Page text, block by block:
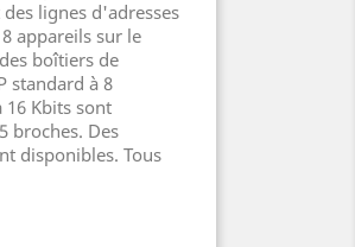
lignes d'adresses
appareils sur le
boîtiers de
standard à 8
16 Kbits sont
broches. Des
disponibles. Tous